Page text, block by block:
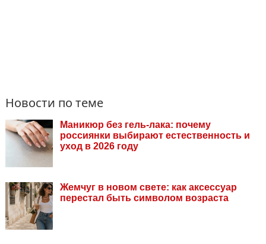
Новости по теме
Маникюр без гель-лака: почему
россиянки выбирают естественность и
уход в 2026 году
Жемчуг в новом свете: как аксессуар
перестал быть символом возраста